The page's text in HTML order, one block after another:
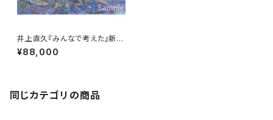
井上直久『みんなで考えた』新作
版画
¥88,000
同じカテゴリの商品